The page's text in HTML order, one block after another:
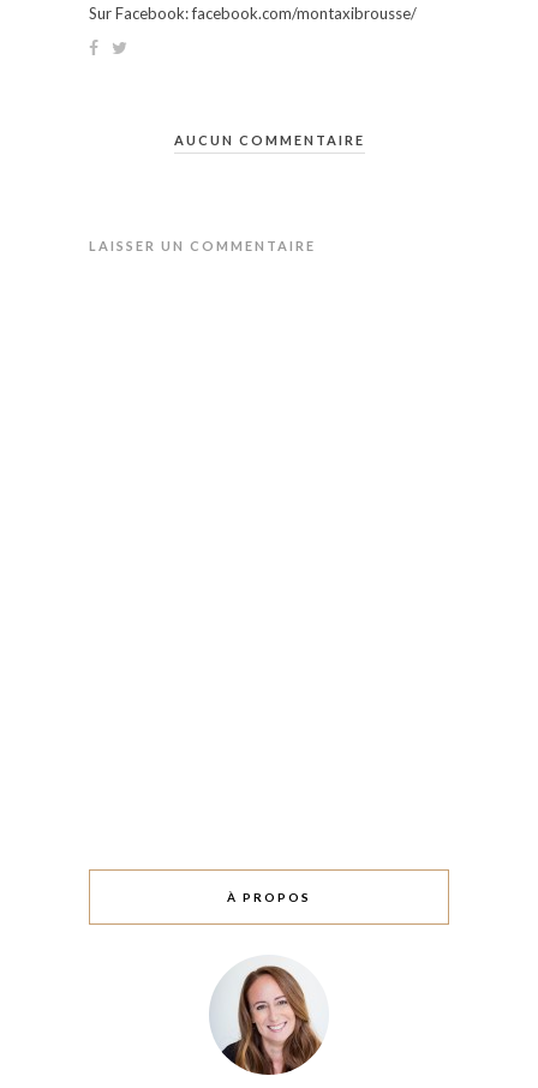
Sur Facebook: facebook.com/montaxibrousse/
AUCUN COMMENTAIRE
LAISSER UN COMMENTAIRE
À PROPOS